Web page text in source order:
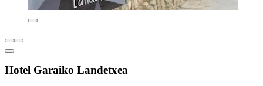
Hotel Garaiko Landetxea